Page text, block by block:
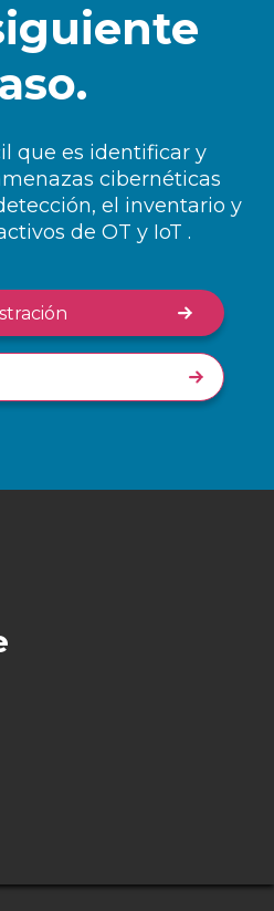
que es identificar y
cibernéticas
el inventario y
de OT y IoT .